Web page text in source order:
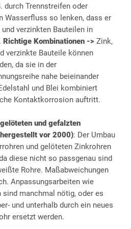
durch Trennstreifen oder
Wasserfluss so lenken, dass er
verzinkten Bauteilen in
Richtige Kombinationen -> Zink,
verzinkte Bauteile können
da sie in der
nahe beieinander
und Blei kombiniert
Kontaktkorrosion auftritt.
gelöteten und gefalzten
vor 2000): Der Umbau
und gelöteten Zinkrohren
diese nicht so passgenau sind
Rohre. Maßabweichungen
Anpassungsarbeiten wie
sind manchmal nötig, oder es
und unterhalb durch ein neues
ersetzt werden.